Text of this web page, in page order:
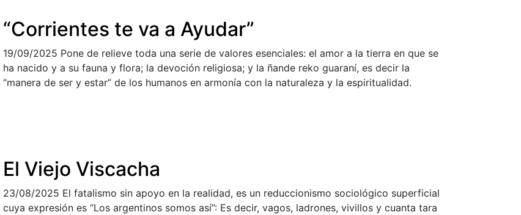
“Corrientes te va a Ayudar”
19/09/2025 Pone de relieve toda una serie de valores esenciales: el amor a la tierra en que se
ha nacido y a su fauna y flora; la devoción religiosa; y la ñande reko guaraní, es decir la
“manera de ser y estar” de los humanos en armonía con la naturaleza y la espiritualidad.
El Viejo Viscacha
23/08/2025 El fatalismo sin apoyo en la realidad, es un reduccionismo sociológico superficial
cuya expresión es “Los argentinos somos así”: Es decir, vagos, ladrones, vivillos y cuanta tara